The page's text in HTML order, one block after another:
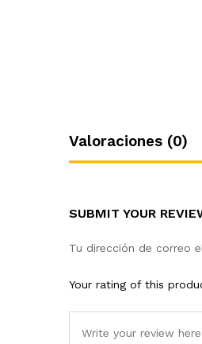
Valoraciones (0)
SUBMIT YOUR
Tu dirección de correo
Your rating of this